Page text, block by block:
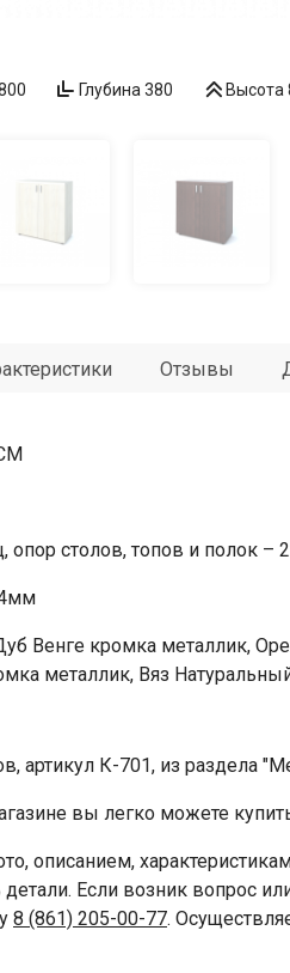
Глубина 380 Высота
Отзывы
опор столов, топов и полок –
Венге кромка металлик,
металлик, Вяз
артикул К-701, из раздела
вы легко можете
описанием,
детали. Если возник вопрос
8 (861) 205-00-77.